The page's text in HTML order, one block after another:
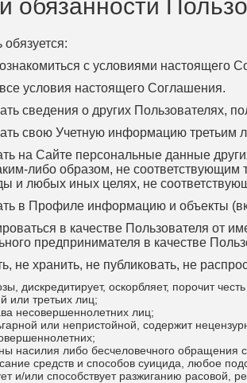
обязанности
с условиями настоящего
условия настоящего Соглашения.
сведения о других Пользователях,
свою Учетную информацию третьим
на Сайте персональные данные
либо образом, не
и любых иных целях, не
в Профиле информацию и объекты
в качестве Пользователя от
предпринимателя в качестве
не хранить, не публиковать, не
дискредитирует, оскорбляет, порочит
или третьих лиц;
несовершеннолетних лиц;
или непристойной, содержит
насилия либо бесчеловечного обращения
средств и способов суицида, любое
и/или способствует разжиганию расовой,